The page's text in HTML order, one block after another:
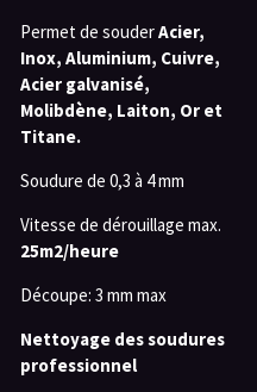
Permet de souderAcier,
Inox, Aluminium, Cuivre,
Acier galvanisé,
Molibdène, Laiton, Or et
Titane.
Soudure de 0,3 à 4 mm
Vitesse de dérouillage max.
25m2/heure
Découpe: 3 mm max
Nettoyage des soudures
professionnel